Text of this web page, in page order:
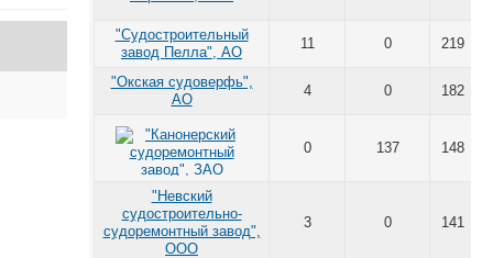
"Судостроительный
завод Пелла", АО
11 0 219
"Окская судоверфь",
АО
4 0 182
0 137 148
"Невский
судостроительно-
судоремонтный завод",
ООО
3 0 141